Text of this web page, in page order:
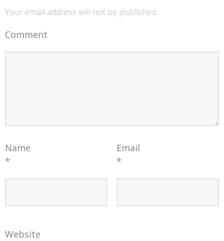
Your email address will not be published.
Comment
Name
*
Email
*
Website